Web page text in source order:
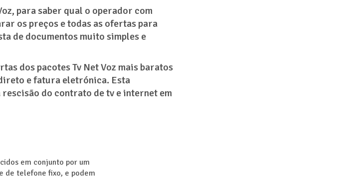
para saber qual o operador com
os preços e todas as ofertas para
de documentos muito simples e
dos pacotes Tv Net Voz mais baratos
e fatura eletrónica. Esta
do contrato de tv e internet em
em conjunto por um
de telefone fixo, e podem